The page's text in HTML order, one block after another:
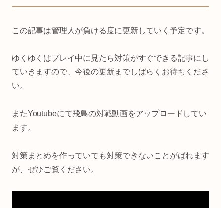
この記事は管理人が負ける度に更新していく予定です。
ゆくゆくはプレイ中に見たら対策がすぐできる記事にし
ていきますので、今後の更新までしばらくお待ちくださ
い。
またYoutubeにて飛鳥の対戦動画をアップロードしてい
ます。
対策まとめを作っていても対策できないことがばれます
が、ぜひご覧ください。